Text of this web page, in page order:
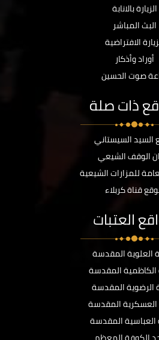
الزيارة بالانابة
البث المباشر
الافتراضية
أوراد وأذكار
صوت الحسين
ذات صلة
السيد السيستاني
الوقف الشيعي
للمزارات الشيعية
قناة كربلاء
العتبات
العلوية المقدسة
الكاظمية المقدسة
الرضوية المقدسة
العسكرية المقدسة
العباسية المقدسة